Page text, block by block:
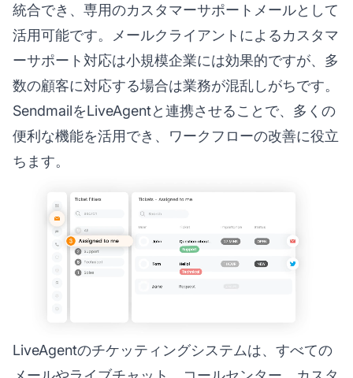
統合でき、専用のカスタマーサポートメールとして
活用可能です。メールクライアントによるカスタマ
ーサポート対応は小規模企業には効果的ですが、多
数の顧客に対応する場合は業務が混乱しがちです。
SendmailをLiveAgentと連携させることで、多くの
便利な機能を活用でき、ワークフローの改善に役立
ちます。
LiveAgentのチケッティングシステムは、すべての